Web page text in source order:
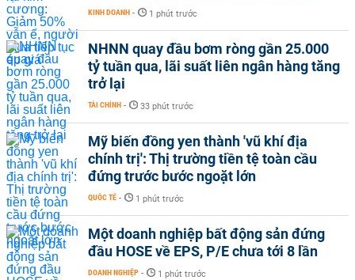
KINH DOANH - 1 phút trước
NHNN quay đầu bơm ròng gần 25.000
tỷ tuần qua, lãi suất liên ngân hàng tăng
trở lại
TÀI CHÍNH - 33 phút trước
Mỹ biến đồng yen thành 'vũ khí địa
chính trị': Thị trường tiền tệ toàn cầu
đứng trước bước ngoặt lớn
QUỐC TẾ - 1 phút trước
Một doanh nghiệp bất động sản đứng
đầu HOSE về EPS, P/E chưa tới 8 lần
DOANH NGHIỆP - 1 phút trước